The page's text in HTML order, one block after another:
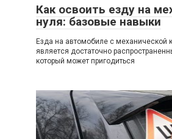
Как освоить езду на
нуля: базовые навыки
Езда на автомобиле с механической
является достаточно
который может пригодиться